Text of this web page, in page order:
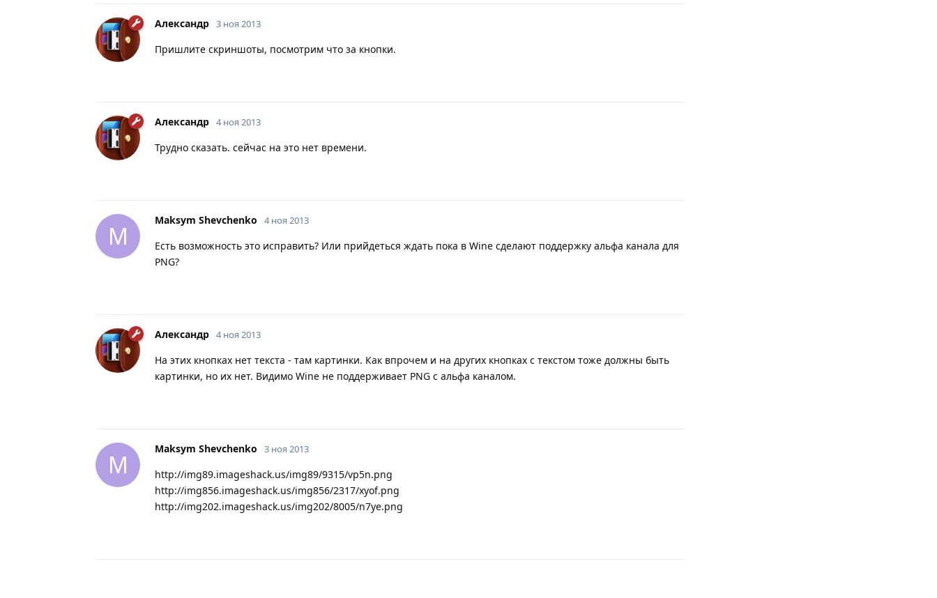
Александр 3 ноя 2013
Пришлите скриншоты, посмотрим что за кнопки.
Александр 4 ноя 2013
Трудно сказать. сейчас на это нет времени.
M
Maksym Shevchenko 4 ноя 2013
Есть возможность это исправить? Или прийдеться ждать пока в Wine сделают поддержку альфа канала для
PNG?
Александр 4 ноя 2013
На этих кнопках нет текста - там картинки. Как впрочем и на других кнопках с текстом тоже должны быть
картинки, но их нет. Видимо Wine не поддерживает PNG с альфа каналом.
M
Maksym Shevchenko 3 ноя 2013
http://img89.imageshack.us/img89/9315/vp5n.png
http://img856.imageshack.us/img856/2317/xyof.png
http://img202.imageshack.us/img202/8005/n7ye.png